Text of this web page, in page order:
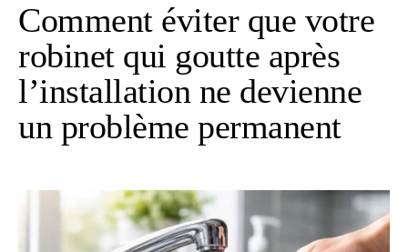
Comment éviter que votre
robinet qui goutte après
l’installation ne devienne
un problème permanent